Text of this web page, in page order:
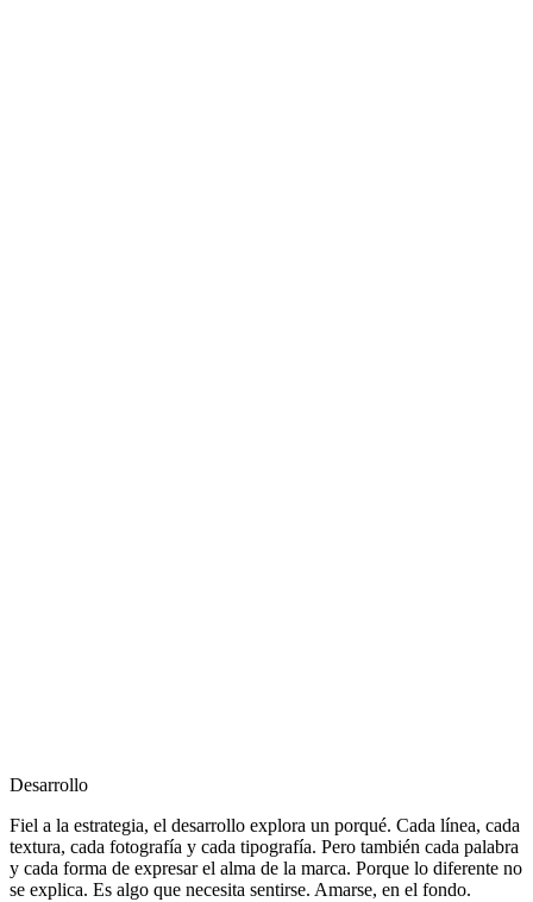
Desarrollo
Fiel a la estrategia, el desarrollo explora un porqué. Cada línea, cada
textura, cada fotografía y cada tipografía. Pero también cada palabra
y cada forma de expresar el alma de la marca. Porque lo diferente no
se explica. Es algo que necesita sentirse. Amarse, en el fondo.